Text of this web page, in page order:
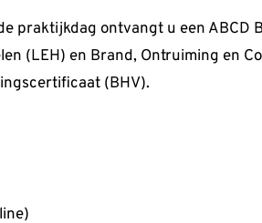
praktijkdag ontvangt u een ABCD
(LEH) en Brand, Ontruiming en
(BHV).